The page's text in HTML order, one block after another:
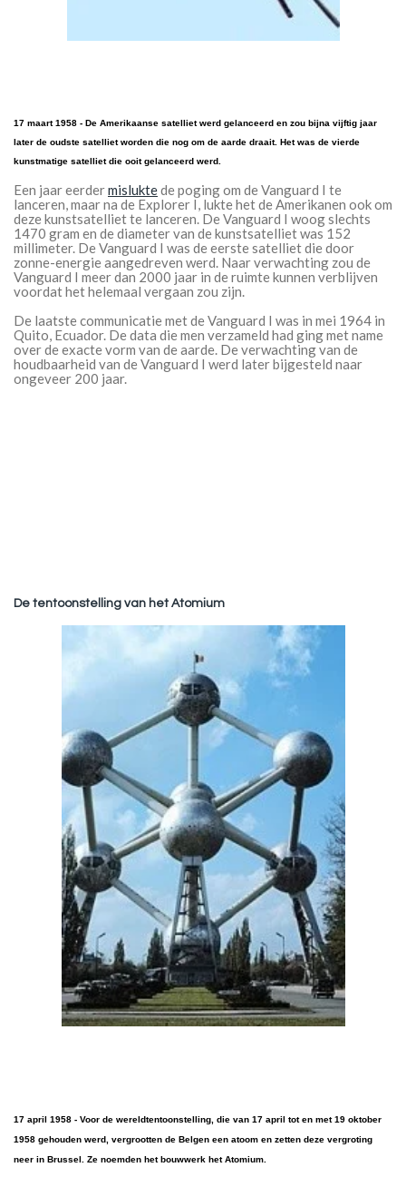
17 maart 1958 - De Amerikaanse satelliet werd gelanceerd en zou bijna vijftig jaar
later de oudste satelliet worden die nog om de aarde draait. Het was de vierde
kunstmatige satelliet die ooit gelanceerd werd.
Een jaar eerdermisluktede poging om de Vanguard I te
lanceren, maar na de Explorer I, lukte het de Amerikanen ook om
deze kunstsatelliet te lanceren. De Vanguard I woog slechts
1470 gram en de diameter van de kunstsatelliet was 152
millimeter. De Vanguard I was de eerste satelliet die door
zonne-energie aangedreven werd. Naar verwachting zou de
Vanguard I meer dan 2000 jaar in de ruimte kunnen verblijven
voordat het helemaal vergaan zou zijn.
De laatste communicatie met de Vanguard I was in mei 1964 in
Quito, Ecuador. De data die men verzameld had ging met name
over de exacte vorm van de aarde. De verwachting van de
houdbaarheid van de Vanguard I werd later bijgesteld naar
ongeveer 200 jaar.
De tentoonstelling van het Atomium
17 april 1958 - Voor de wereldtentoonstelling, die van 17 april tot en met 19 oktober
1958 gehouden werd, vergrootten de Belgen een atoom en zetten deze vergroting
neer in Brussel. Ze noemden het bouwwerk het Atomium.